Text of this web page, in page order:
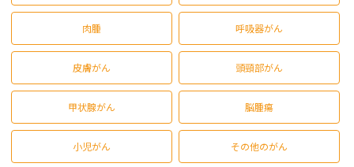
肉腫 呼吸器がん
皮膚がん 頭頸部がん
甲状腺がん 脳腫瘍
小児がん その他のがん